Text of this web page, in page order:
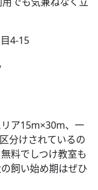
4-15
ア15m×30m、一
分けされているの
料でしつけ教室も
飼い始め期はぜひ